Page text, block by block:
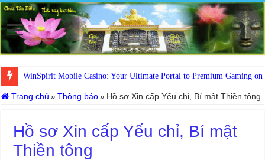
WinSpirit Mobile Casino: Your Ultimate Portal to Premium Gaming on
Trang chủ » Thông báo » Hồ sơ Xin cấp Yếu chỉ, Bí mật Thiền tông
Hồ sơ Xin cấp Yếu chỉ, Bí mật
Thiền tông